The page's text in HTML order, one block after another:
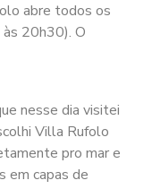
abre todos os
20h30). O
nesse dia visitei
Villa Rufolo
pro mar e
em capas de